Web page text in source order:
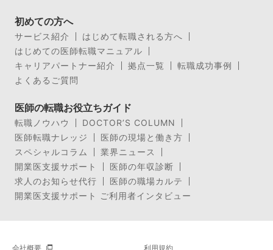
初めての方へ
サービス紹介
はじめて転職される方へ
はじめての医師転職マニュアル
キャリアパートナー紹介
拠点一覧
転職成功事例
よくあるご質問
医師の転職お役立ちガイド
転職ノウハウ
DOCTOR’S COLUMN
医師転職ナレッジ
医師の現場と働き方
スペシャルコラム
業界ニュース
開業医支援サポート
医師の年収診断
求人のお知らせ代行
医師の職場カルテ
開業医支援サポート ご利用者インタビュー
会社概要 利用規約